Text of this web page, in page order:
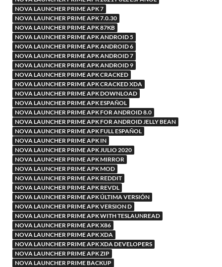
NOVA LAUNCHER PRIME APK 7
NOVA LAUNCHER PRIME APK 7.0.30
NOVA LAUNCHER PRIME APK 87KB
NOVA LAUNCHER PRIME APK ANDROID 5
NOVA LAUNCHER PRIME APK ANDROID 6
NOVA LAUNCHER PRIME APK ANDROID 7
NOVA LAUNCHER PRIME APK ANDROID 9
NOVA LAUNCHER PRIME APK CRACKED
NOVA LAUNCHER PRIME APK CRACKED XDA
NOVA LAUNCHER PRIME APK DOWNLOAD
NOVA LAUNCHER PRIME APK ESPAÑOL
NOVA LAUNCHER PRIME APK FOR ANDROID 8.0
NOVA LAUNCHER PRIME APK FOR ANDROID JELLY BEAN
NOVA LAUNCHER PRIME APK FULL ESPAÑOL
NOVA LAUNCHER PRIME APK IN
NOVA LAUNCHER PRIME APK JULIO 2020
NOVA LAUNCHER PRIME APK MIRROR
NOVA LAUNCHER PRIME APK MOD
NOVA LAUNCHER PRIME APK REDDIT
NOVA LAUNCHER PRIME APK REVDL
NOVA LAUNCHER PRIME APK ÚLTIMA VERSIÓN
NOVA LAUNCHER PRIME APK VERSION D
NOVA LAUNCHER PRIME APK WITH TESLAUNREAD
NOVA LAUNCHER PRIME APK X86
NOVA LAUNCHER PRIME APK XDA
NOVA LAUNCHER PRIME APK XDA DEVELOPERS
NOVA LAUNCHER PRIME APK ZIP
NOVA LAUNCHER PRIME BACKUP